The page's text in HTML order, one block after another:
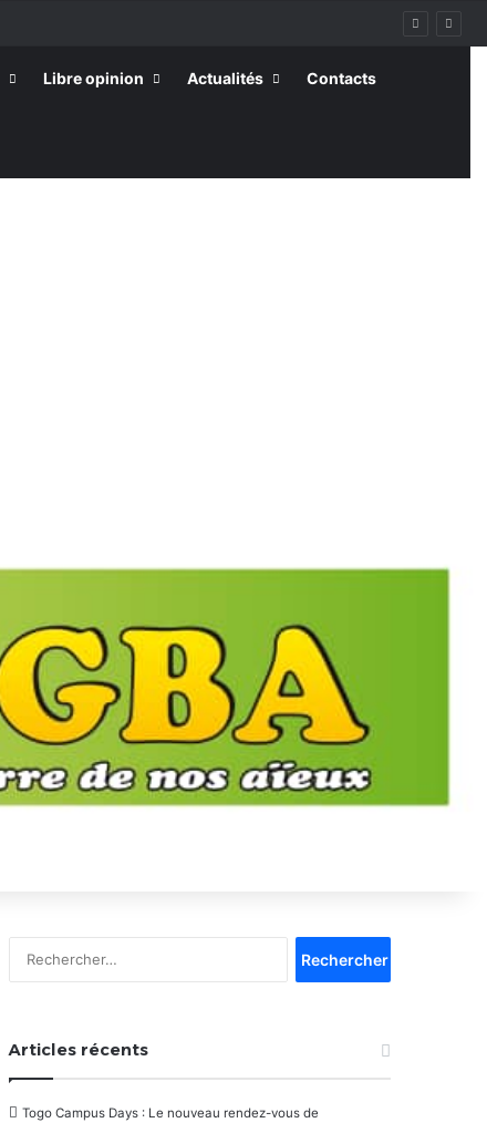
Libre opinion Actualités Contacts
Articles récents
Togo Campus Days : Le nouveau rendez-vous de